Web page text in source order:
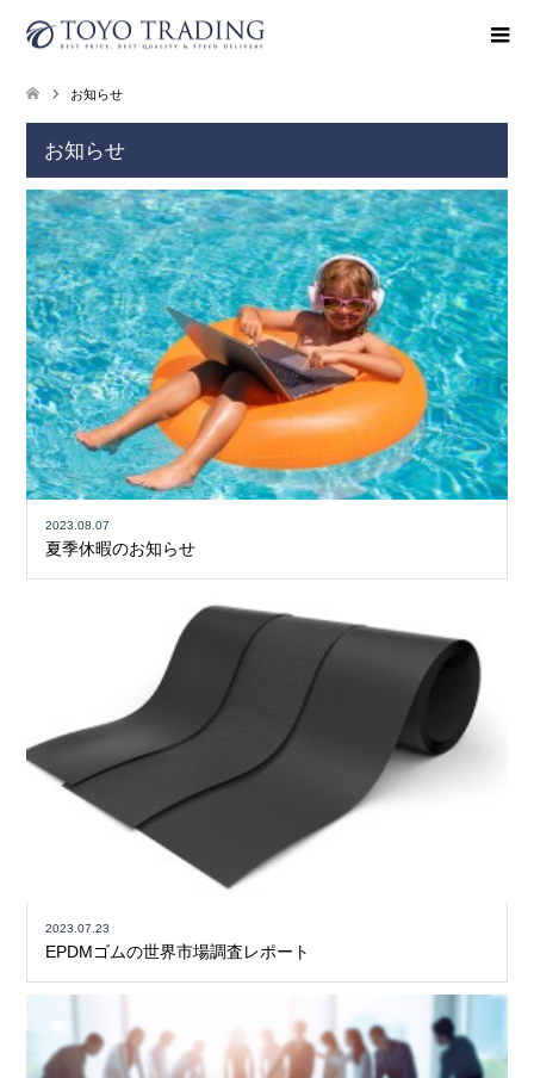
お知らせ
お知らせ
2023.08.07
夏季休暇のお知らせ
2023.07.23
EPDMゴムの世界市場調査レポート